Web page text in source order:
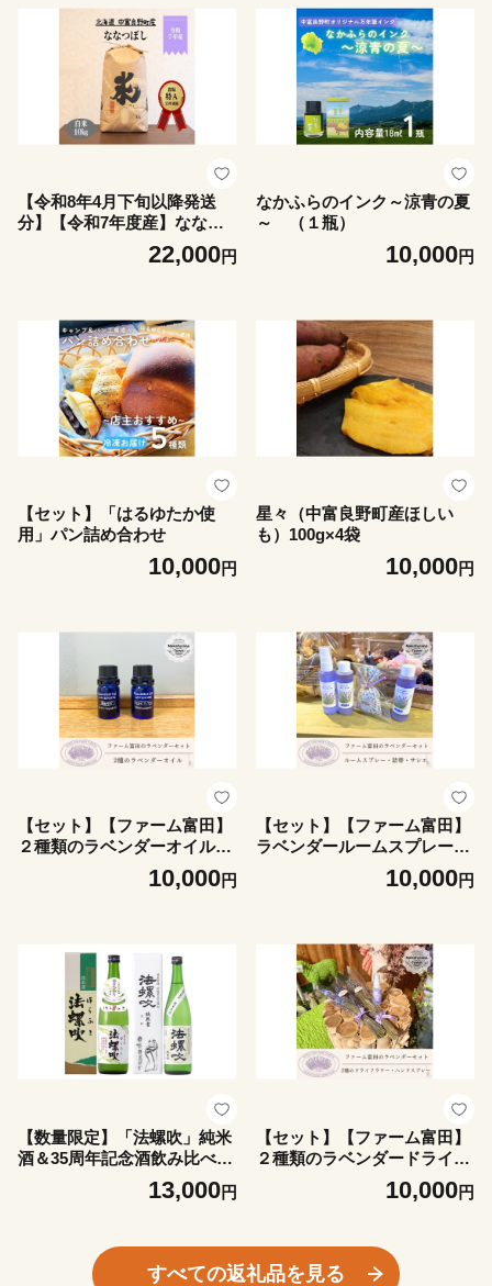
【令和8年4月下旬以降発送
分】【令和7年度産】ななつ
22,000円
なかふらのインク～涼青の夏
～ （１瓶）
10,000円
【セット】「はるゆたか使
用」パン詰め合わせ
10,000円
星々（中富良野町産ほしい
も）100g×4袋
10,000円
【セット】【ファーム富田】
２種類のラベンダーオイルセ
10,000円
【セット】【ファーム富田】
ラベンダールームスプレーと
ラベンダーサシエセット
10,000円
【数量限定】「法螺吹」純米
酒＆35周年記念酒飲み比べ
13,000円
【セット】【ファーム富田】
２種類のラベンダードライフ
ラワーとハンドスプレーセッ
10,000円
すべての返礼品を見る